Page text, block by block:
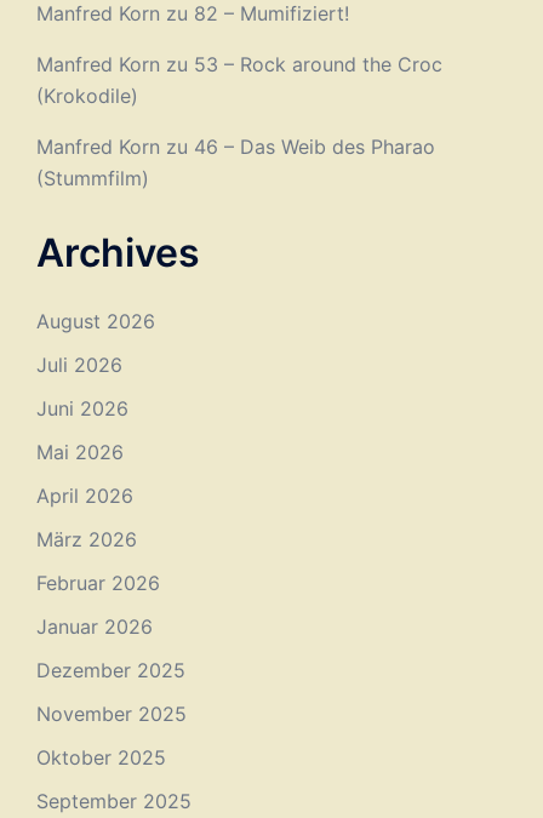
Manfred Korn zu 82 – Mumifiziert!
Manfred Korn zu 53 – Rock around the Croc
(Krokodile)
Manfred Korn zu 46 – Das Weib des Pharao
(Stummfilm)
Archives
August 2026
Juli 2026
Juni 2026
Mai 2026
April 2026
März 2026
Februar 2026
Januar 2026
Dezember 2025
November 2025
Oktober 2025
September 2025